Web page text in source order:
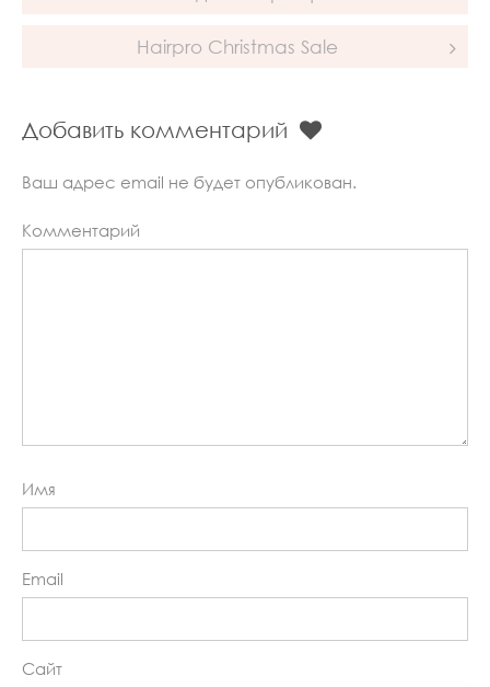
Hairpro Christmas Sale
Добавить комментарий
Ваш адрес email не будет опубликован.
Комментарий
Имя
Email
Сайт